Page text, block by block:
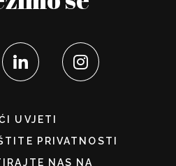
UVJETI
PRIVATNOSTI
NAS NA